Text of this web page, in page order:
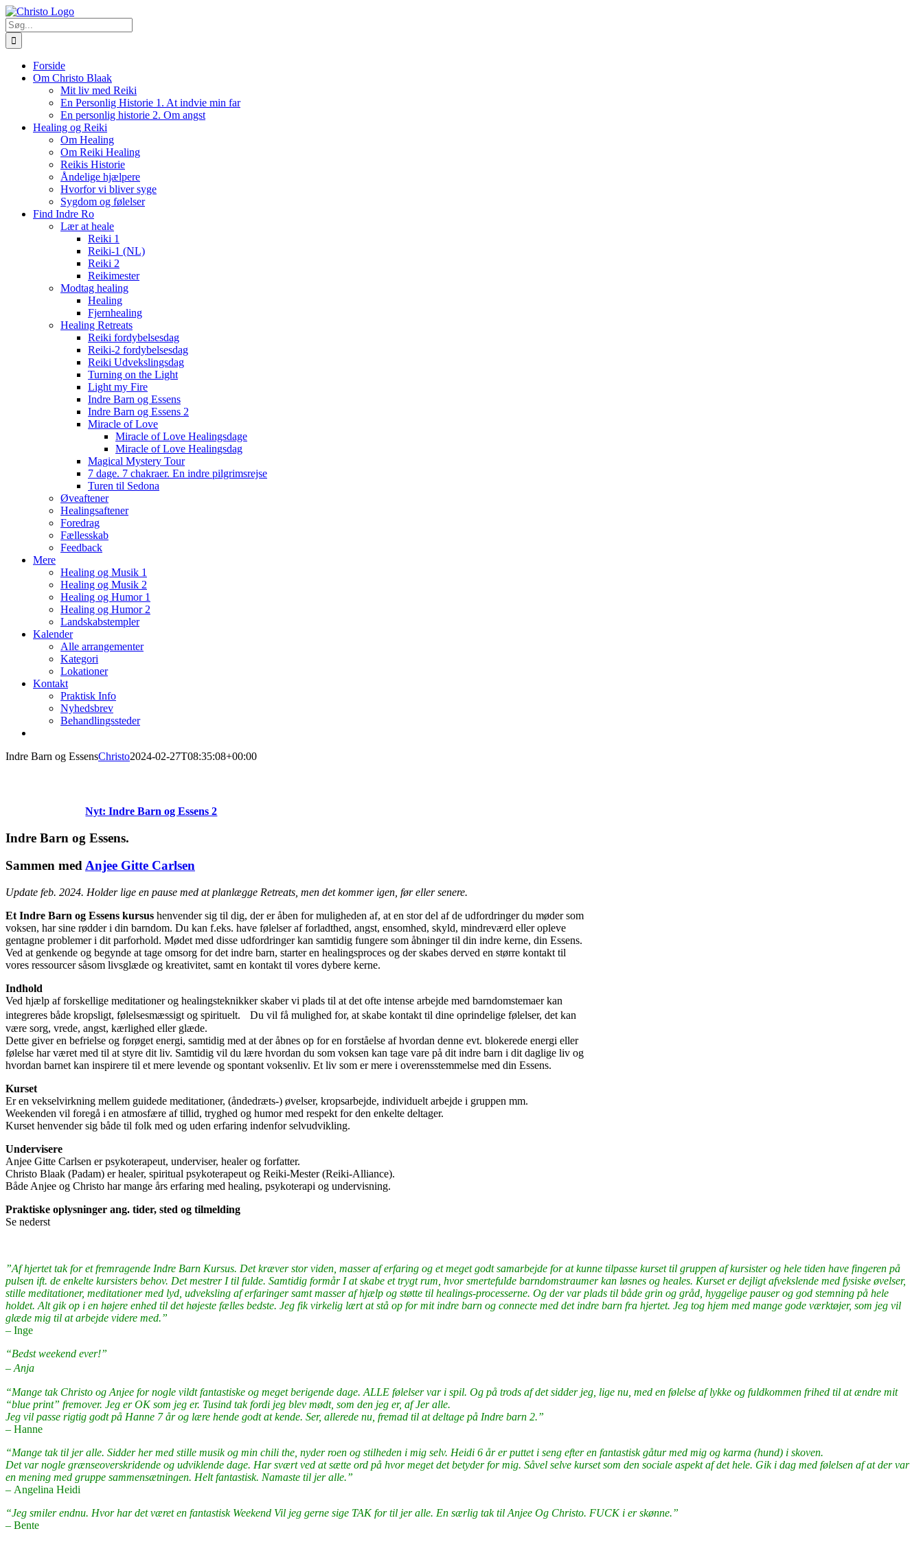
Skip
to
content
Søg
efter:
Forside
Om Christo Blaak
Mit liv med Reiki
En Personlig Historie 1. At indvie min far
En personlig historie 2. Om angst
Healing og Reiki
Om Healing
Om Reiki Healing
Reikis Historie
Åndelige hjælpere
Hvorfor vi bliver syge
Sygdom og følelser
Find Indre Ro
Lær at heale
Reiki 1
Reiki-1 (NL)
Reiki 2
Reikimester
Modtag healing
Healing
Fjernhealing
Healing Retreats
Reiki fordybelsesdag
Reiki-2 fordybelsesdag
Reiki Udvekslingsdag
Turning on the Light
Light my Fire
Indre Barn og Essens
Indre Barn og Essens 2
Miracle of Love
Miracle of Love Healingsdage
Miracle of Love Healingsdag
Magical Mystery Tour
7 dage. 7 chakraer. En indre pilgrimsrejse
Turen til Sedona
Øveaftener
Healingsaftener
Foredrag
Fællesskab
Feedback
Mere
Healing og Musik 1
Healing og Musik 2
Healing og Humor 1
Healing og Humor 2
Landskabstempler
Kalender
Alle arrangementer
Kategori
Lokationer
Kontakt
Praktisk Info
Nyhedsbrev
Behandlingssteder
Indre Barn og EssensChristo2024-02-27T08:35:08+00:00
Nyt: Indre Barn og Essens 2
Indre Barn og Essens.
Sammen medAnjee Gitte Carlsen
Update feb. 2024. Holder lige en pause med at planlægge Retreats, men det kommer igen, før eller senere.
Et Indre Barn og Essens kursus henvender sig til dig, der er åben for muligheden af, at en stor del af de udfordringer du møder som
voksen, har sine rødder i din barndom. Du kan f.eks. have følelser af forladthed, angst, ensomhed, skyld, mindreværd eller opleve
gentagne problemer i dit parforhold. Mødet med disse udfordringer kan samtidig fungere som åbninger til din indre kerne, din Essens.
Ved at genkende og begynde at tage omsorg for det indre barn, starter en healingsproces og der skabes derved en større kontakt til
vores ressourcer såsom livsglæde og kreativitet, samt en kontakt til vores dybere kerne.
Indhold
Ved hjælp af forskellige meditationer og healingsteknikker skaber vi plads til at det ofte intense arbejde med barndomstemaer kan
integreres både kropsligt, følelsesmæssigt og spirituelt. Du vil få mulighed for, at skabe kontakt til dine oprindelige følelser, det kan
være sorg, vrede, angst, kærlighed eller glæde.
Dette giver en befrielse og forøget energi, samtidig med at der åbnes op for en forståelse af hvordan denne evt. blokerede energi eller
følelse har været med til at styre dit liv. Samtidig vil du lære hvordan du som voksen kan tage vare på dit indre barn i dit daglige liv og
hvordan barnet kan inspirere til et mere levende og spontant voksenliv. Et liv som er mere i overensstemmelse med din Essens.
Kurset
Er en vekselvirkning mellem guidede meditationer, (åndedræts-) øvelser, kropsarbejde, individuelt arbejde i gruppen mm.
Weekenden vil foregå i en atmosfære af tillid, tryghed og humor med respekt for den enkelte deltager.
Kurset henvender sig både til folk med og uden erfaring indenfor selvudvikling.
Undervisere
Anjee Gitte Carlsen er psykoterapeut, underviser, healer og forfatter.
Christo Blaak (Padam) er healer, spiritual psykoterapeut og Reiki-Mester (Reiki-Alliance).
Både Anjee og Christo har mange års erfaring med healing, psykoterapi og undervisning.
Praktiske oplysninger ang. tider, sted og tilmelding
Se nederst
”Af hjertet tak for et fremragende Indre Barn Kursus. Det kræver stor viden, masser af erfaring og et meget godt samarbejde for at kunne tilpasse kurset til gruppen af kursister og hele tiden have fingeren på
pulsen ift. de enkelte kursisters behov. Det mestrer I til fulde. Samtidig formår I at skabe et trygt rum, hvor smertefulde barndomstraumer kan løsnes og heales. Kurset er dejligt afvekslende med fysiske øvelser,
stille meditationer, meditationer med lyd, udveksling af erfaringer samt masser af hjælp og støtte til healings-processerne. Og der var plads til både grin og gråd, hyggelige pauser og god stemning på hele
holdet. Alt gik op i en højere enhed til det højeste fælles bedste. Jeg fik virkelig lært at stå op for mit indre barn og connecte med det indre barn fra hjertet. Jeg tog hjem med mange gode værktøjer, som jeg vil
glæde mig til at arbejde videre med.”
– Inge
“Bedst weekend ever!”
– Anja
“Mange tak Christo og Anjee for nogle vildt fantastiske og meget berigende dage. ALLE følelser var i spil. Og på trods af det sidder jeg, lige nu, med en følelse af lykke og fuldkommen frihed til at ændre mit
“blue print” fremover. Jeg er OK som jeg er. Tusind tak fordi jeg blev mødt, som den jeg er, af Jer alle.
Jeg vil passe rigtig godt på Hanne 7 år og lære hende godt at kende. Ser, allerede nu, fremad til at deltage på Indre barn 2.”
– Hanne
“Mange tak til jer alle. Sidder her med stille musik og min chili the, nyder roen og stilheden i mig selv. Heidi 6 år er puttet i seng efter en fantastisk gåtur med mig og karma (hund) i skoven.
Det var nogle grænseoverskridende og udviklende dage. Har svært ved at sætte ord på hvor meget det betyder for mig. Såvel selve kurset som den sociale aspekt af det hele. Gik i dag med følelsen af at der var
en mening med gruppe sammensætningen. Helt fantastisk. Namaste til jer alle.”
– Angelina Heidi
“Jeg smiler endnu. Hvor har det været en fantastisk Weekend Vil jeg gerne sige TAK for til jer alle. En særlig tak til Anjee Og Christo. FUCK i er skønne.”
– Bente